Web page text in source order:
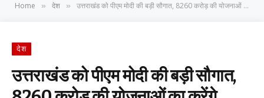
Home » देश » उत्तराखंड को पीएम मोदी की बड़ी सौगात, 8260 करोड़ की योजनाओं का करेंगे लोकार्पण और शिलान्यास
देश
उत्तराखंड को पीएम मोदी की बड़ी सौगात,